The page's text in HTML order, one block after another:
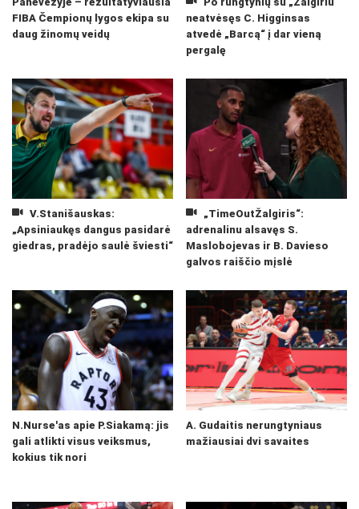
FIBA Čempionų lygos ekipa su
daug žinomų veidų
neatvėsęs C. Higginsas
atvedė „Barcą“ į dar vieną
pergalę
V.Stanišauskas:
„Apsiniaukęs dangus pasidarė
giedras, pradėjo saulė šviesti“
„TimeOutŽalgiris“:
adrenalinu alsavęs S.
Maslobojevas ir B. Davieso
galvos raiščio mįslė
N.Nurse'as apie P.Siakamą: jis
gali atlikti visus veiksmus,
kokius tik nori
A. Gudaitis nerungtyniaus
mažiausiai dvi savaites